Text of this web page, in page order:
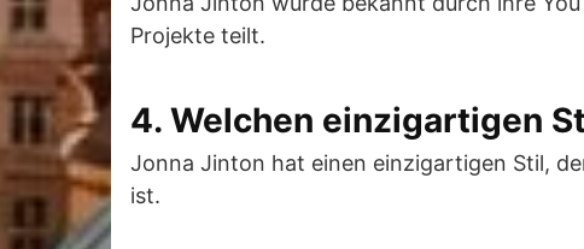
Projekte teilt.
4. Welchen einzigartigen
Jonna Jinton hat einen einzigartigen Stil,
ist.